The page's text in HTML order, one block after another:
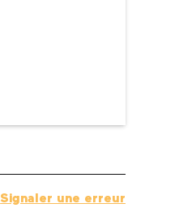
Signaler une erreur